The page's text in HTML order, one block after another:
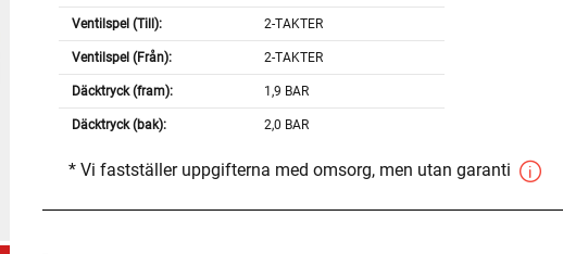
Ventilspel (Till): 2-TAKTER
Ventilspel (Från): 2-TAKTER
Däcktryck (fram): 1,9 BAR
Däcktryck (bak): 2,0 BAR
* Vi fastställer uppgifterna med omsorg, men utan garanti